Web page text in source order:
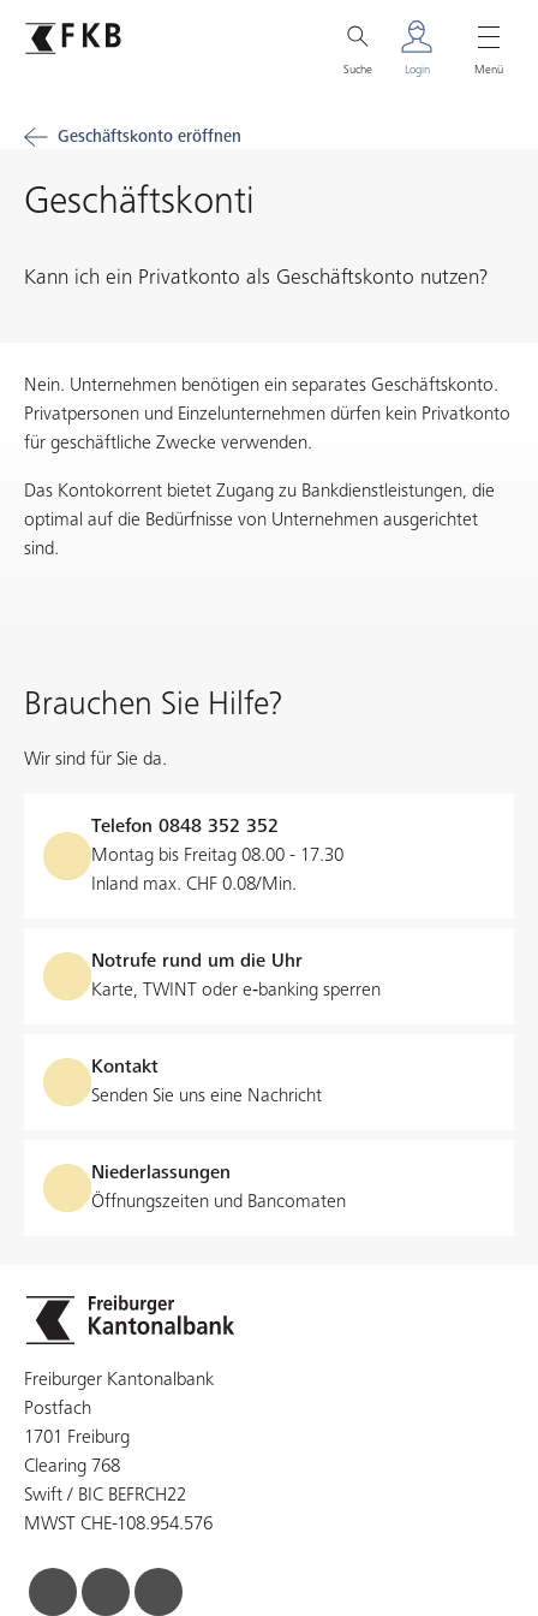
Suche Login Menü
Geschäftskonto eröffnen
Geschäftskonti
Kann ich ein Privatkonto als Geschäftskonto nutzen?
Nein. Unternehmen benötigen ein separates Geschäftskonto.
Privatpersonen und Einzelunternehmen dürfen kein Privatkonto
für geschäftliche Zwecke verwenden.
Das Kontokorrent bietet Zugang zu Bankdienstleistungen, die
optimal auf die Bedürfnisse von Unternehmen ausgerichtet
sind.
Brauchen Sie Hilfe?
Wir sind für Sie da.
Telefon 0848 352 352
Montag bis Freitag 08.00 - 17.30
Inland max. CHF 0.08/Min.
Notrufe rund um die Uhr
Karte, TWINT oder e‑banking sperren
Kontakt
Senden Sie uns eine Nachricht
Niederlassungen
Öffnungszeiten und Bancomaten
Freiburger Kantonalbank
Postfach
1701 Freiburg
Clearing 768
Swift / BIC BEFRCH22
MWST CHE-108.954.576